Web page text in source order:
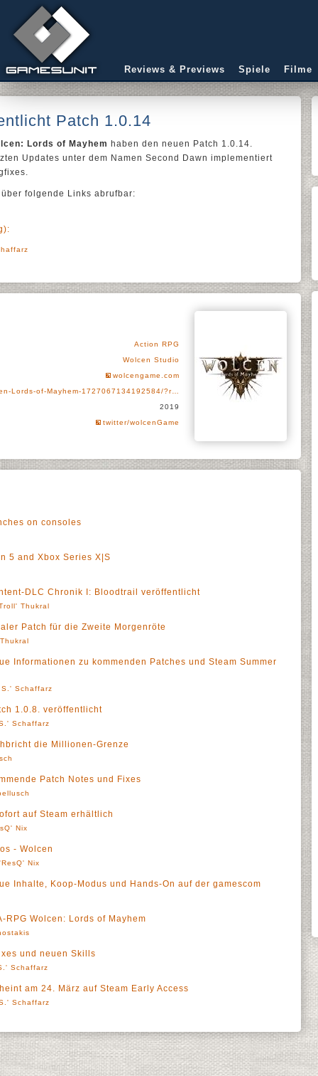
Reviews & Previews Spiele Filme
Patch 1.0.14
Lords of Mayhem haben den neuen Patch 1.0.14.
Updates unter dem Namen Second Dawn implementiert
folgende Links abrufbar:
Action RPG
Wolcen Studio
wolcengame.com
Lords-of-Mayhem-1727067134192584/?r…
2019
twitter/wolcenGame
on consoles
5 and Xbox Series X|S
DLC Chronik I: Bloodtrail veröffentlicht
Thukral
Patch für die Zweite Morgenröte
Informationen zu kommenden Patches und Steam Summer
S.' Schaffarz
1.0.8. veröffentlicht
Schaffarz
die Millionen-Grenze
Patch Notes und Fixes
auf Steam erhältlich
Nix
- Wolcen
Nix
Inhalte, Koop-Modus und Hands-On auf der gamescom
RPG Wolcen: Lords of Mayhem
und neuen Skills
Schaffarz
am 24. März auf Steam Early Access
Schaffarz